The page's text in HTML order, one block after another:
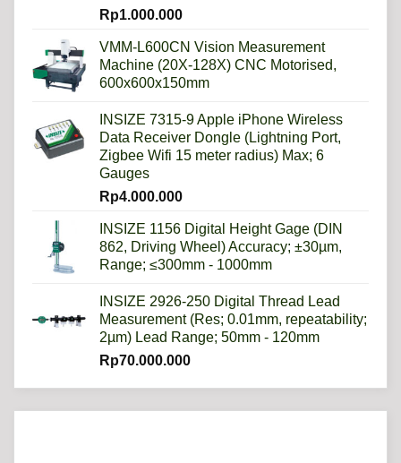
Rp1.000.000
VMM-L600CN Vision Measurement
Machine (20X-128X) CNC Motorised,
600x600x150mm
INSIZE 7315-9 Apple iPhone Wireless
Data Receiver Dongle (Lightning Port,
Zigbee Wifi 15 meter radius) Max; 6
Gauges
Rp4.000.000
INSIZE 1156 Digital Height Gage (DIN
862, Driving Wheel) Accuracy; ±30µm,
Range; ≤300mm - 1000mm
INSIZE 2926-250 Digital Thread Lead
Measurement (Res; 0.01mm, repeatability;
2µm) Lead Range; 50mm - 120mm
Rp70.000.000